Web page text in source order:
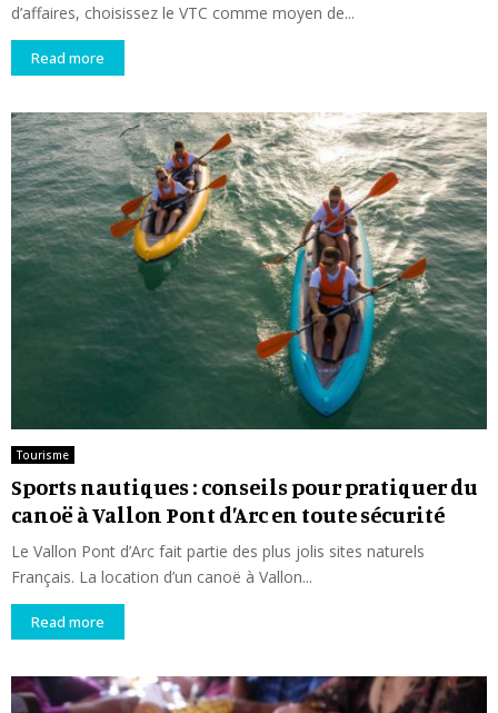
d’affaires, choisissez le VTC comme moyen de...
Read more
Tourisme
Sports nautiques : conseils pour pratiquer du
canoë à Vallon Pont d’Arc en toute sécurité
Le Vallon Pont d’Arc fait partie des plus jolis sites naturels
Français. La location d’un canoë à Vallon...
Read more